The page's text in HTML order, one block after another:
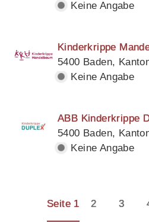
Keine Angabe
Kinderkrippe
5400 Baden,
Keine Angabe
ABB Kinderkrippe
5400 Baden,
Keine Angabe
Seite 1 2 3